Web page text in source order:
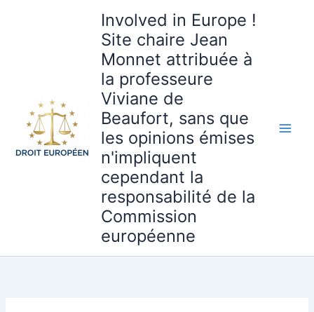
Involved in Europe !
Site chaire Jean
Monnet attribuée à
la professeure
Viviane de
Beaufort, sans que
les opinions émises
n'impliquent
cependant la
responsabilité de la
Commission
européenne